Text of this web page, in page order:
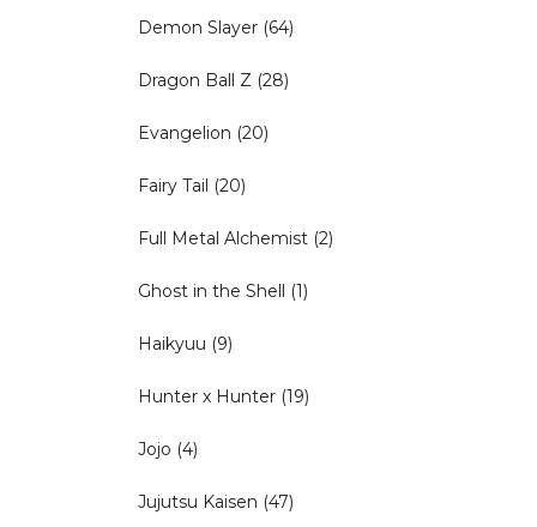
Demon Slayer (64)
Dragon Ball Z (28)
Evangelion (20)
Fairy Tail (20)
Full Metal Alchemist (2)
Ghost in the Shell (1)
Haikyuu (9)
Hunter x Hunter (19)
Jojo (4)
Jujutsu Kaisen (47)